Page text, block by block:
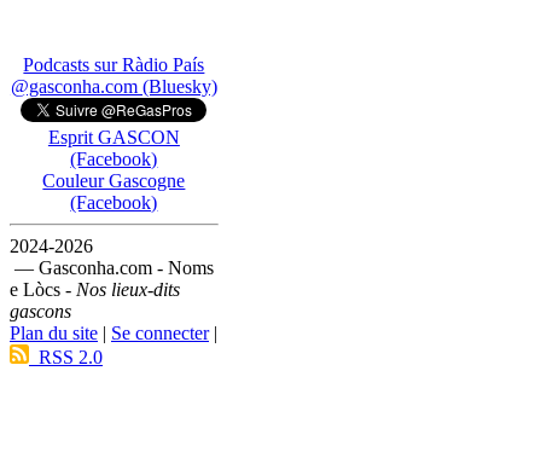
Podcasts sur Ràdio País
@gasconha.com (Bluesky)
Esprit GASCON
(Facebook)
Couleur Gascogne
(Facebook)
2024-2026
— Gasconha.com - Noms
e Lòcs - Nos lieux-dits
gascons
Plan du site | Se connecter|
RSS 2.0